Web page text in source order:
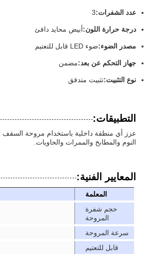
عدد الشفرات:3
درجة حرارة اللون:أبيض محايد دافئ
مصدر الضوء:ضوء LED قابل للتعتيم
جهاز التحكم عن بعد:مضمن
نوع التثبيت:تثبيت متدفق
التطبيقات:
عزز أي منطقة داخلية باستخدام مروحة السقف
النوم والمطابخ والممرات والحاويات.
المعايير الفنية:
المعلمة
حجم شفرة
المروحة
سرعة المروحة
قابل للتعتيم